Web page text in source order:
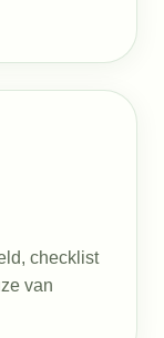
checklist
van